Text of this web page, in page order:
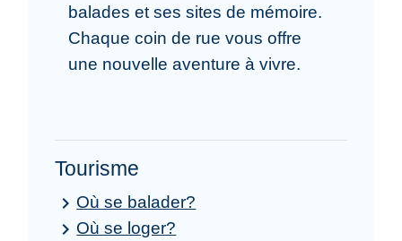
balades et ses sites de mémoire.
Chaque coin de rue vous offre
une nouvelle aventure à vivre.
Tourisme
keyboard_arrow_right Où se balader?
keyboard_arrow_right Où se loger?